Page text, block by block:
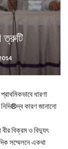
ত্রুটি
ধারণা
কারণ জানানো
বীর বিক্রম ও বিদ্যুৎ
সম্মেলনে একথা